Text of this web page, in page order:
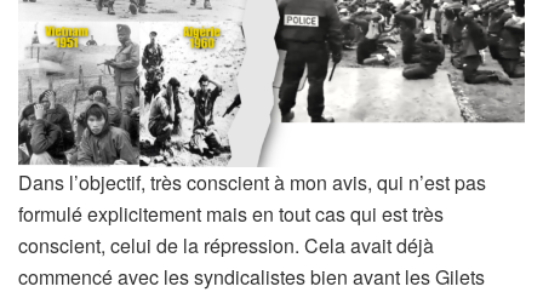
Dans l’objectif, très conscient à mon avis, qui n’est pas
formulé explicitement mais en tout cas qui est très
conscient, celui de la répression. Cela avait déjà
commencé avec les syndicalistes bien avant les Gilets